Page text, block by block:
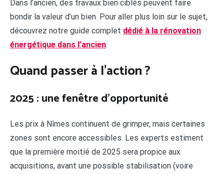
Dans l’ancien, des travaux bien ciblés peuvent faire
bondir la valeur d’un bien. Pour aller plus loin sur le sujet,
découvrez notre guide complet dédié à la rénovation
énergétique dans l’ancien.
Quand passer à l’action ?
2025 : une fenêtre d’opportunité
Les prix à Nîmes continuent de grimper, mais certaines
zones sont encore accessibles. Les experts estiment
que la première moitié de 2025 sera propice aux
acquisitions, avant une possible stabilisation (voire